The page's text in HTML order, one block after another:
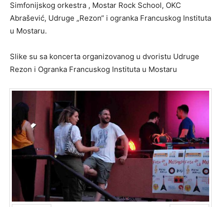
Simfonijskog orkestra , Mostar Rock School, OKC
Abrašević, Udruge „Rezon“ i ogranka Francuskog Instituta
u Mostaru.
Slike su sa koncerta organizovanog u dvoristu Udruge
Rezon i Ogranka Francuskog Instituta u Mostaru